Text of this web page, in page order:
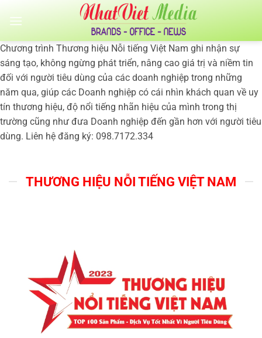
qua
dung
Chương trình Thương hiệu Nỗi tiếng Việt Nam ghi nhận sự
sáng tạo, không ngừng phát triển, nâng cao giá trị và niềm tin
đối với người tiêu dùng của các doanh nghiệp trong những
năm qua, giúp các Doanh nghiệp có cái nhìn khách quan về uy
tín thương hiệu, độ nổi tiếng nhãn hiệu của mình trong thị
trường cũng như đưa Doanh nghiệp đến gần hơn với người tiêu
dùng. Liên hệ đăng ký: 098.7172.334
THƯƠNG HIỆU NỖI TIẾNG VIỆT NAM